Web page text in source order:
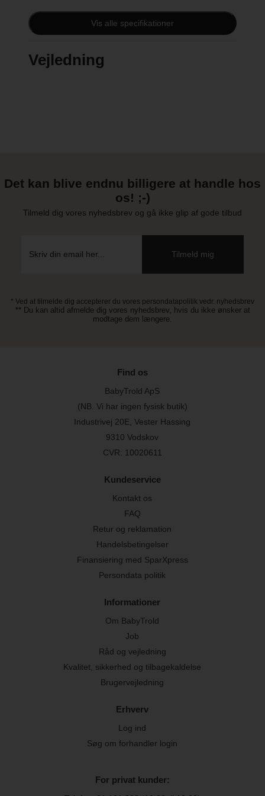
HOVEDOMFANG: 50-55 cm
VÆGT: 250 g.
Vis alle specifikationer
Vejledning
Det kan blive endnu billigere at handle hos
os! ;-)
Tilmeld dig vores nyhedsbrev og gå ikke glip af gode tilbud
* Ved at tilmelde dig accepterer du vores persondatapolitik vedr. nyhedsbrev
** Du kan altid afmelde dig vores nyhedsbrev, hvis du ikke ønsker at
modtage dem længere.
Find os
BabyTrold ApS
(NB. Vi har ingen fysisk butik)
Industrivej 20E, Vester Hassing
9310 Vodskov
CVR: 10020611
Kundeservice
Kontakt os
FAQ
Retur og reklamation
Handelsbetingelser
Finansiering med SparXpress
Persondata politik
Informationer
Om BabyTrold
Job
Råd og vejledning
Kvalitet, sikkerhed og tilbagekaldelse
Brugervejledning
Erhverv
Log ind
Søg om forhandler login
For privat kunder: